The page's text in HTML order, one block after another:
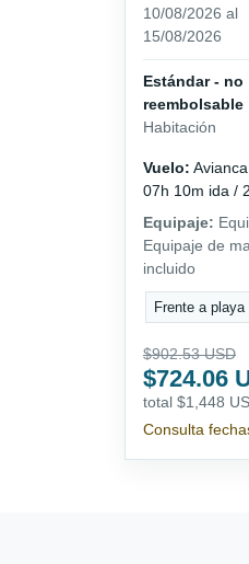
10/08/2026 al
15/08/2026
Estándar - no
reembolsable
Habitación
Vuelo:
07h 10m ida /
Equipaje:
Equipaje de
incluido
Frente a playa
$902.53 USD
$724.06
total $1,448
Consulta